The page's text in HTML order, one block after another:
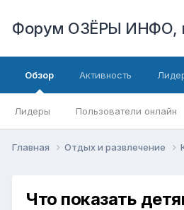
Форум ОЗЁРЫ ИНФО,
Обзор
Лидеры Пользователи онлайн
Активность
Главная Отдых и развлечение
Что показать